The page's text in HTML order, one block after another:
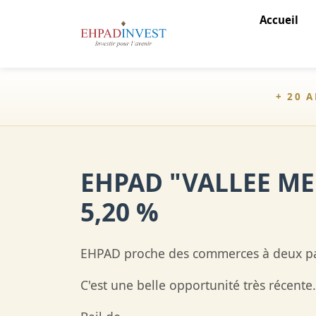
Accueil
+ 20
EHPAD "VALLEE
5,20 %
EHPAD proche des commerces à deux
C'est une belle opportunité très